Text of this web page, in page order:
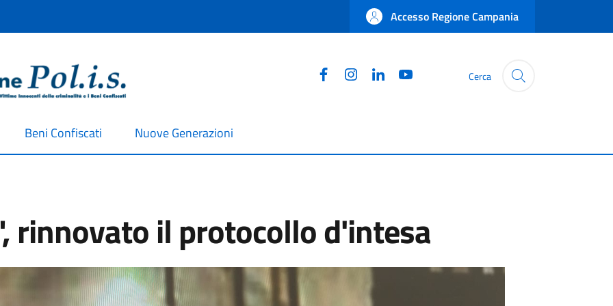
Accesso Regione Campania
FacebookInstagram
Linkedin Cerca
Beni Confiscati Nuove Generazioni
rinnovato il protocollo d'intesa